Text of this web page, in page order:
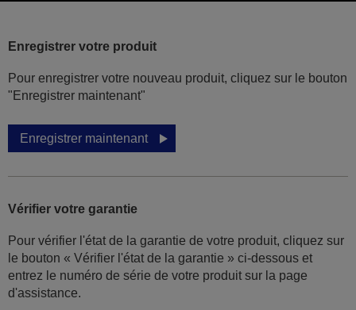
Enregistrer votre produit
Pour enregistrer votre nouveau produit, cliquez sur le bouton
"Enregistrer maintenant"
Enregistrer maintenant
Vérifier votre garantie
Pour vérifier l'état de la garantie de votre produit, cliquez sur
le bouton « Vérifier l'état de la garantie » ci-dessous et
entrez le numéro de série de votre produit sur la page
d'assistance.